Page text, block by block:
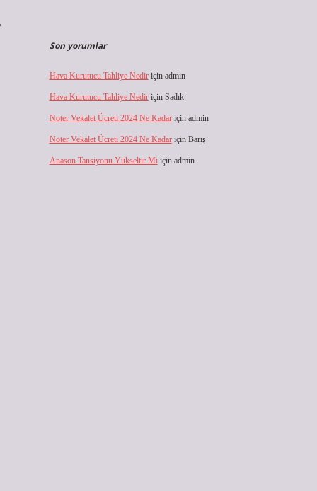
Son yorumlar
Hava Kurutucu Tahliye Nediriçin admin
Hava Kurutucu Tahliye Nediriçin Sadık
Noter Vekalet Ücreti 2024 Ne Kadariçin admin
Noter Vekalet Ücreti 2024 Ne Kadariçin Barış
Anason Tansiyonu Yükseltir Miiçin admin